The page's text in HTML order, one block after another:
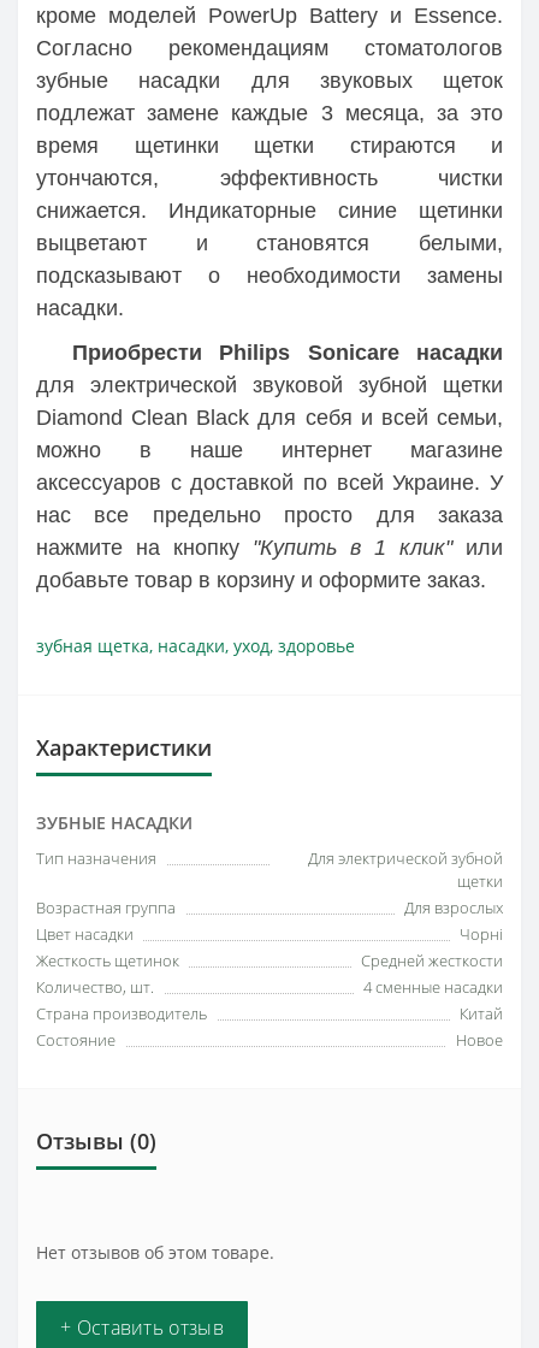
кроме моделей PowerUp Battery и Essence.
Согласно рекомендациям стоматологов
зубные насадки для звуковых щеток
подлежат замене каждые 3 месяца, за это
время щетинки щетки стираются и
утончаются, эффективность чистки
снижается. Индикаторные синие щетинки
выцветают и становятся белыми,
подсказывают о необходимости замены
насадки.
Приобрести Philips Sonicare насадки
для электрической звуковой зубной щетки
Diamond Clean Black для себя и всей семьи,
можно в наше интернет магазине
аксессуаров с доставкой по всей Украине. У
нас все предельно просто для заказа
нажмите на кнопку "Купить в 1 клик"или
добавьте товар в корзину и оформите заказ.
зубная щетка, насадки, уход, здоровье
Характеристики
ЗУБНЫЕ НАСАДКИ
Тип назначения
Для электрической зубной
щетки
Возрастная группа
Для взрослых
Цвет насадки
Чорні
Жесткость щетинок
Средней жесткости
Количество, шт.
4 сменные насадки
Страна производитель
Китай
Состояние
Новое
Отзывы (0)
Нет отзывов об этом товаре.
+ Оставить отзыв